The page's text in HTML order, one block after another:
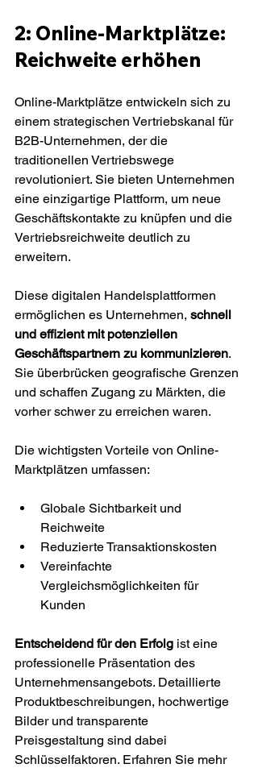
2: Online-Marktplätze:
Reichweite erhöhen
Online-Marktplätze entwickeln sich zu
einem strategischen Vertriebskanal für
B2B-Unternehmen, der die
traditionellen Vertriebswege
revolutioniert. Sie bieten Unternehmen
eine einzigartige Plattform, um neue
Geschäftskontakte zu knüpfen und die
Vertriebsreichweite deutlich zu
erweitern.
Diese digitalen Handelsplattformen
ermöglichen es Unternehmen, schnell
und effizient mit potenziellen
Geschäftspartnern zu kommunizieren.
Sie überbrücken geografische Grenzen
und schaffen Zugang zu Märkten, die
vorher schwer zu erreichen waren.
Die wichtigsten Vorteile von Online-
Marktplätzen umfassen:
Globale Sichtbarkeit und
Reichweite
Reduzierte Transaktionskosten
Vereinfachte
Vergleichsmöglichkeiten für
Kunden
Entscheidend für den Erfolg ist eine
professionelle Präsentation des
Unternehmensangebots. Detaillierte
Produktbeschreibungen, hochwertige
Bilder und transparente
Preisgestaltung sind dabei
Schlüsselfaktoren. Erfahren Sie mehr